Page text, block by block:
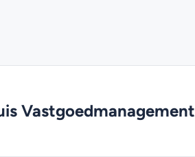
Vastgoedmanagement